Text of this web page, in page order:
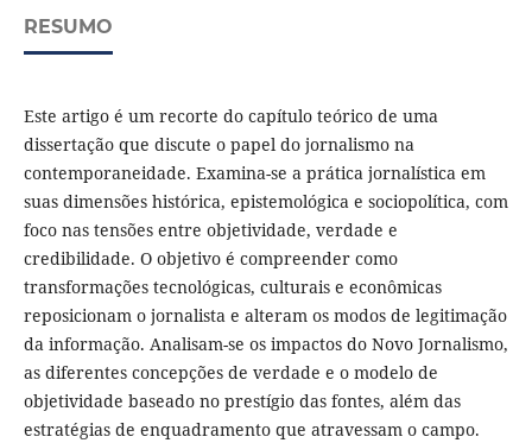
RESUMO
Este artigo é um recorte do capítulo teórico de uma
dissertação que discute o papel do jornalismo na
contemporaneidade. Examina-se a prática jornalística em
suas dimensões histórica, epistemológica e sociopolítica, com
foco nas tensões entre objetividade, verdade e
credibilidade. O objetivo é compreender como
transformações tecnológicas, culturais e econômicas
reposicionam o jornalista e alteram os modos de legitimação
da informação. Analisam-se os impactos do Novo Jornalismo,
as diferentes concepções de verdade e o modelo de
objetividade baseado no prestígio das fontes, além das
estratégias de enquadramento que atravessam o campo.